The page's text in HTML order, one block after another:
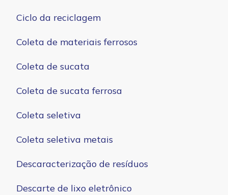
Ciclo da reciclagem
Coleta de materiais ferrosos
Coleta de sucata
Coleta de sucata ferrosa
Coleta seletiva
Coleta seletiva metais
Descaracterização de resíduos
Descarte de lixo eletrônico